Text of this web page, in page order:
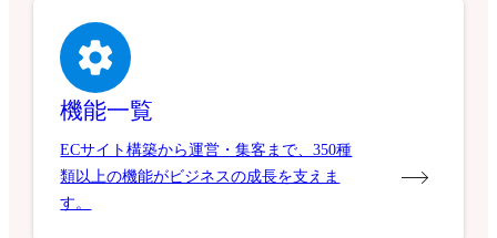
機能一覧
ECサイト構築から運営・集客まで、350種
類以上の機能がビジネスの成長を支えま
す。